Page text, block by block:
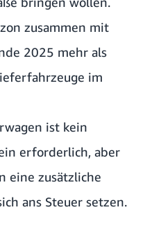
zusammen mit
2025 mehr als
im
ist kein
erforderlich, aber
eine zusätzliche
ans Steuer setzen.